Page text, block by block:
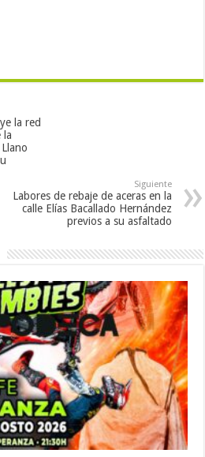
la red
la
Siguiente
Labores de rebaje de aceras en la
calle Elías Bacallado Hernández
previos a su asfaltado